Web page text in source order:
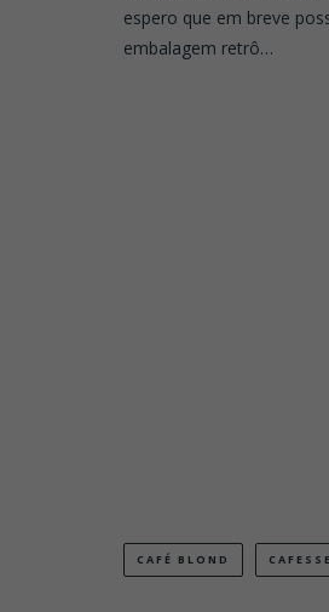
espero que em breve
embalagem retrô…
CAFÉ BLOND